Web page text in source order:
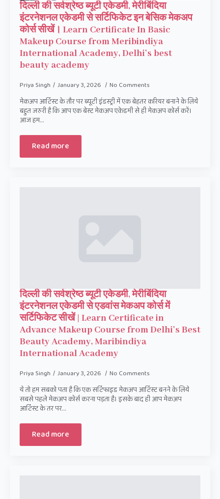
दिल्ली की सर्वश्रेष्ठ ब्यूटी एकेडमी, मेरीबिंदिया
इंटरनेशनल एकेडमी से सर्टिफिकेट इन बेसिक मेकअप
कोर्स सीखें। Learn Certificate In Basic
Makeup Course from Meribindiya
International Academy, Delhi’s best
beauty academy
Priya Singh January 3, 2026 No Comments
मेकअप आर्टिस्ट के तौर पर ब्यूटी इंडस्ट्री में एक बेहतर करियर बनाने के लिये
बहुत जरुरी है कि आप एक बेस्ट मेकअप एकेडमी से ही मेकअप कोर्स करें।
आज हम…
Read more
दिल्ली की सर्वश्रेष्ठ ब्यूटी एकेडमी, मेरीबिंदिया
इंटरनेशनल एकेडमी से एडवांस मेकअप कोर्स में
सर्टिफिकेट सीखें | Learn Certificate in
Advance Makeup Course from Delhi’s Best
Beauty Academy, Maribindiya
International Academy
Priya Singh January 3, 2026 No Comments
ये तो हम सबको पता है कि एक सर्टिफाइड मेकअप आर्टिस्ट बनने के लिये
सबसे पहले मेकअप कोर्स करना पड़ता है। इसके बाद ही आप मेकअप
आर्टिस्ट के तर पर…
Read more